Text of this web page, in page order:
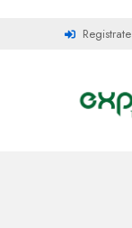
Registrate